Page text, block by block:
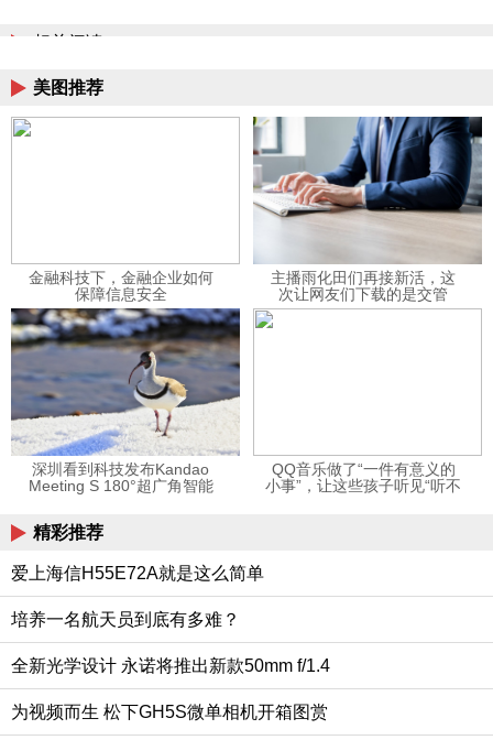
相关阅读
美图推荐
金融科技下，金融企业如何
保障信息安全
主播雨化田们再接新活，这
次让网友们下载的是交管
12123APP
深圳看到科技发布Kandao
Meeting S 180°超广角智能
QQ音乐做了“一件有意义的
小事”，让这些孩子听见“听不
精彩推荐
爱上海信H55E72A就是这么简单
培养一名航天员到底有多难？
全新光学设计 永诺将推出新款50mm f/1.4
为视频而生 松下GH5S微单相机开箱图赏